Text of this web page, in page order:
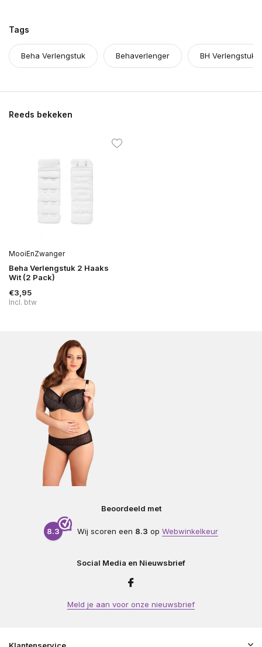
Tags
Beha Verlengstuk Behaverlenger BH Verlengstuk
Reeds bekeken
MooiEnZwanger
Beha Verlengstuk 2 Haaks
Wit (2 Pack)
€3,95
Incl. btw
Beoordeeld met
8.3 Wij scoren een 8.3 op Webwinkelkeur
Social Media en Nieuwsbrief
Meld je aan voor onze nieuwsbrief